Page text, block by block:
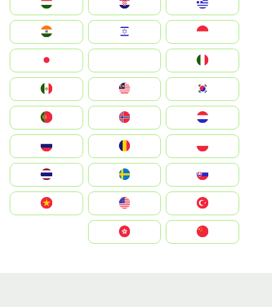
Hrvatska
Magyarország
Indonesia
South Korea
Nederland
Portugal
România
Slovensko
United States
Vietnam